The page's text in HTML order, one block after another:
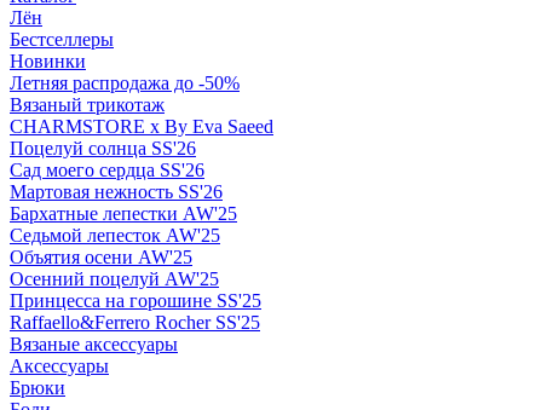
Лён
Бестселлеры
Новинки
Летняя распродажа до -50%
Вязаный трикотаж
CHARMSTORE х By Eva Saeed
Поцелуй солнца SS'26
Сад моего сердца SS'26
Мартовая нежность SS'26
Бархатные лепестки AW'25
Седьмой лепесток AW'25
Объятия осени AW'25
Осенний поцелуй AW'25
Принцесса на горошине SS'25
Raffaello&Ferrero Rocher SS'25
Вязаные аксессуары
Аксессуары
Брюки